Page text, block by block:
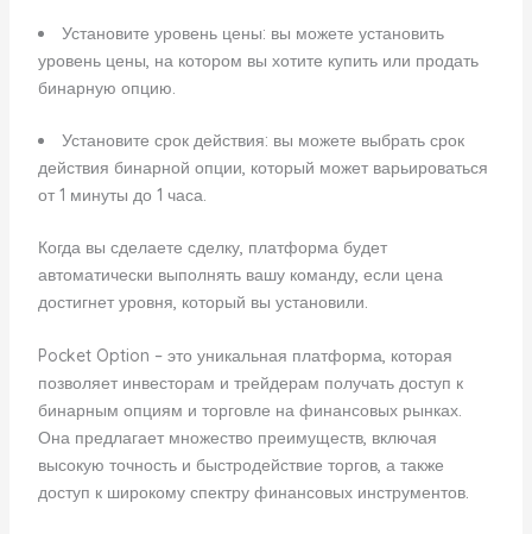
Установите уровень цены: вы можете установить
уровень цены, на котором вы хотите купить или продать
бинарную опцию.
Установите срок действия: вы можете выбрать срок
действия бинарной опции, который может варьироваться
от 1 минуты до 1 часа.
Когда вы сделаете сделку, платформа будет
автоматически выполнять вашу команду, если цена
достигнет уровня, который вы установили.
Pocket Option – это уникальная платформа, которая
позволяет инвесторам и трейдерам получать доступ к
бинарным опциям и торговле на финансовых рынках.
Она предлагает множество преимуществ, включая
высокую точность и быстродействие торгов, а также
доступ к широкому спектру финансовых инструментов.